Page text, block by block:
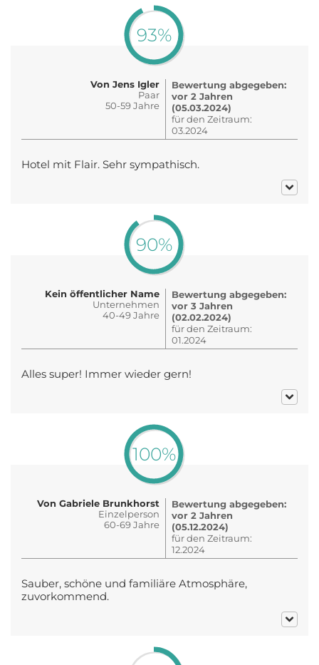
93%
Von Jens Igler
Paar
50-59 Jahre
Bewertung abgegeben:
vor 2 Jahren
(05.03.2024)
für den Zeitraum:
03.2024
Hotel mit Flair. Sehr sympathisch.
90%
Kein öffentlicher Name
Unternehmen
40-49 Jahre
Bewertung abgegeben:
vor 3 Jahren
(02.02.2024)
für den Zeitraum:
01.2024
Alles super! Immer wieder gern!
100%
Von Gabriele Brunkhorst
Einzelperson
60-69 Jahre
Bewertung abgegeben:
vor 2 Jahren
(05.12.2024)
für den Zeitraum:
12.2024
Sauber, schöne und familiäre Atmosphäre,
zuvorkommend.